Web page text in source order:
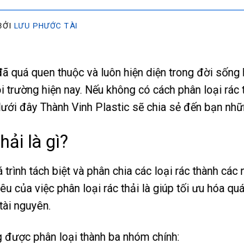
LƯU PHƯỚC TÀI
quá quen thuộc và luôn hiện diện trong đời
trường hiện nay. Nếu không có cách phân loại
đây Thành Vinh Plastic sẽ chia sẻ đến bạn
là gì?
trình tách biệt và phân chia các loại rác thành
của việc phân loại rác thải là giúp tối ưu hóa
nguyên.
phân loại thành ba nhóm chính: